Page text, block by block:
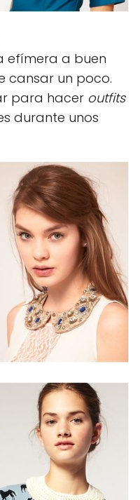
efímera a buen
cansar un poco.
para hacer outfits
durante unos